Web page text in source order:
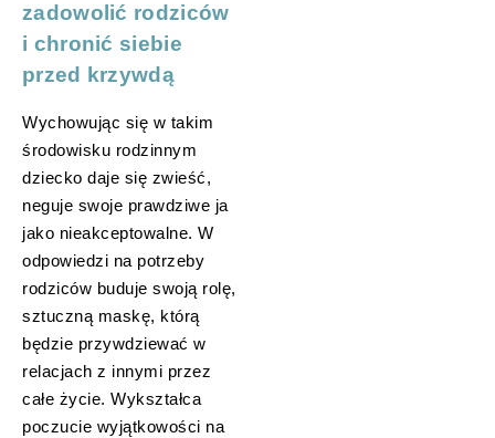
zadowolić rodziców
i chronić siebie
przed krzywdą
Wychowując się w takim
środowisku rodzinnym
dziecko daje się zwieść,
neguje swoje prawdziwe ja
jako nieakceptowalne. W
odpowiedzi na potrzeby
rodziców buduje swoją rolę,
sztuczną maskę, którą
będzie przywdziewać w
relacjach z innymi przez
całe życie. Wykształca
poczucie wyjątkowości na